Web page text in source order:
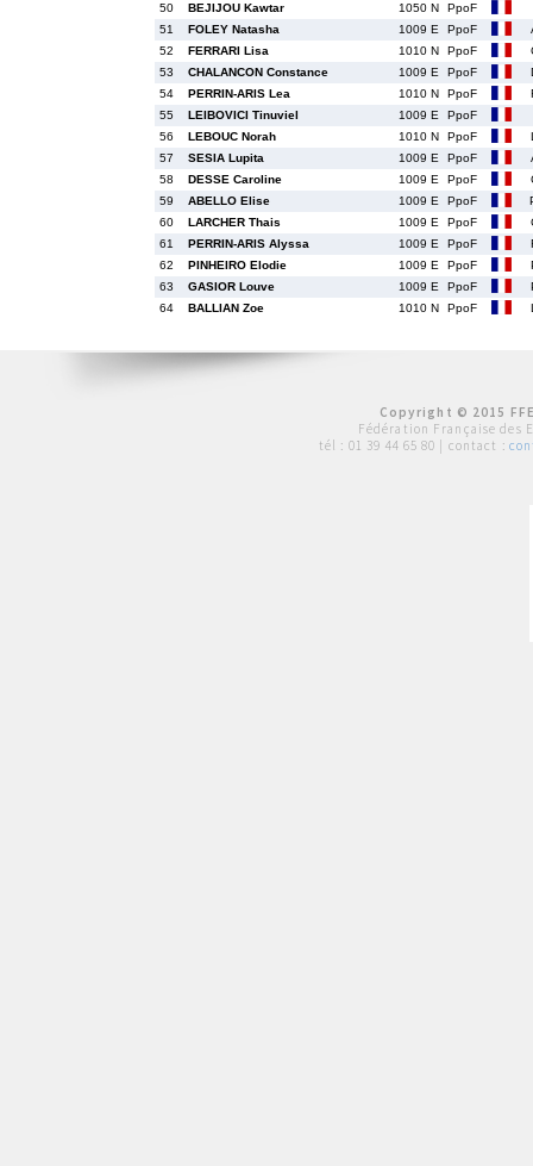
50
BEJIJOU Kawtar 1050 N
PpoF
51
FOLEY Natasha 1009 E PpoF
52
FERRARI Lisa 1010 N PpoF
53
CHALANCON Constance 1009 E PpoF
54
PERRIN-ARIS Lea 1010 N PpoF
55
LEIBOVICI Tinuviel 1009 E PpoF
56
LEBOUC Norah 1010 N PpoF
57
SESIA Lupita 1009 E PpoF
58
DESSE Caroline 1009 E PpoF
59
ABELLO Elise 1009 E PpoF
60
LARCHER Thais 1009 E PpoF
61
PERRIN-ARIS Alyssa 1009 E PpoF
62
PINHEIRO Elodie 1009 E PpoF
63
GASIOR Louve 1009 E PpoF
64
BALLIAN Zoe 1010 N PpoF
Copyright © 2015
Fédération Française des
tél : 01 39 44 65 80 | contact :